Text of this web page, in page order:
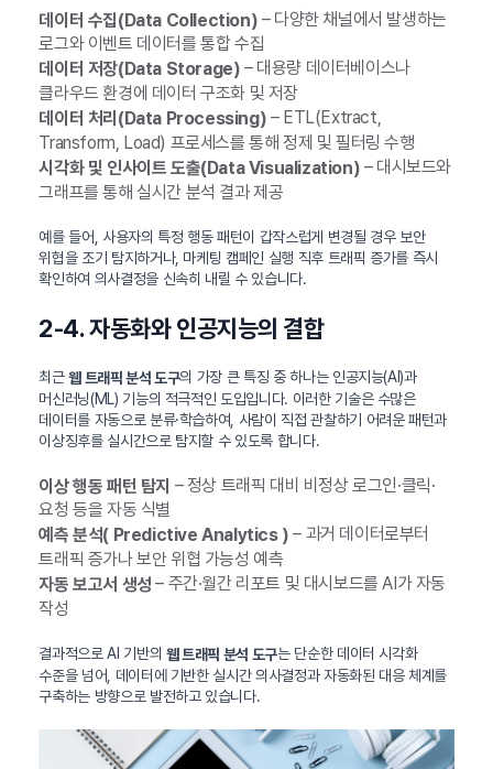
데이터 수집(Data Collection) – 다양한 채널에서 발생하는
로그와 이벤트 데이터를 통합 수집
데이터 저장(Data Storage) – 대용량 데이터베이스나
클라우드 환경에 데이터 구조화 및 저장
데이터 처리(Data Processing) – ETL(Extract,
Transform, Load) 프로세스를 통해 정제 및 필터링 수행
시각화 및 인사이트 도출(Data Visualization) – 대시보드와
그래프를 통해 실시간 분석 결과 제공
예를 들어, 사용자의 특정 행동 패턴이 갑작스럽게 변경될 경우 보안
위협을 조기 탐지하거나, 마케팅 캠페인 실행 직후 트래픽 증가를 즉시
확인하여 의사결정을 신속히 내릴 수 있습니다.
2-4. 자동화와 인공지능의 결합
최근웹 트래픽 분석 도구의 가장 큰 특징 중 하나는 인공지능(AI)과
머신러닝(ML) 기능의 적극적인 도입입니다. 이러한 기술은 수많은
데이터를 자동으로 분류·학습하여, 사람이 직접 관찰하기 어려운 패턴과
이상징후를 실시간으로 탐지할 수 있도록 합니다.
이상 행동 패턴 탐지 – 정상 트래픽 대비 비정상 로그인·클릭·
요청 등을 자동 식별
예측 분석( Predictive Analytics ) – 과거 데이터로부터
트래픽 증가나 보안 위협 가능성 예측
자동 보고서 생성 – 주간·월간 리포트 및 대시보드를 AI가 자동
작성
결과적으로 AI 기반의 웹 트래픽 분석 도구는 단순한 데이터 시각화
수준을 넘어, 데이터에 기반한 실시간 의사결정과 자동화된 대응 체계를
구축하는 방향으로 발전하고 있습니다.